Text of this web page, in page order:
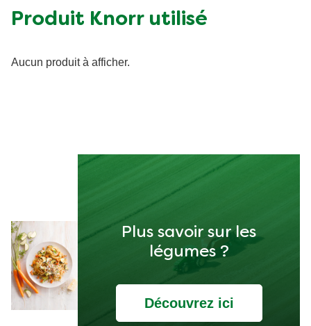
Produit Knorr utilisé
Aucun produit à afficher.
Plus savoir sur les
légumes ?
Découvrez ici